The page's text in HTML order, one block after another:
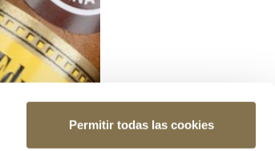
Permitir todas las cookies